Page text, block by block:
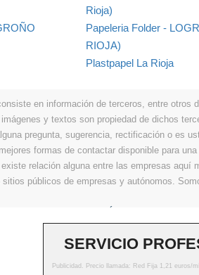
Rioja)
Papeleria Folder -
RIOJA)
Plastpapel La Rioja
en información de terceros, entre
y textos son propiedad de dichos
pregunta, sugerencia, rectificación o es
formas de contactar disponible para
relación alguna entre las empresas
públicos de empresas y autónomos.
©
SERVICIO
Publicidad. Precio llamada: Red Fija 1,21 euros/